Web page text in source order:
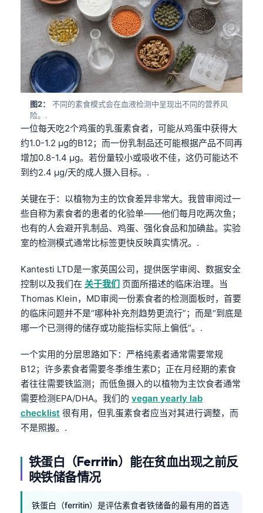
图2：
不同的素食模式会在血液检测中呈现出不同的营养风
险。.
一位每天吃2个鸡蛋的乳蛋素食者，可能从鸡蛋中获得大
约1.0-1.2 µg的B12；而一份乳制品还可能根据产品不同再
增加0.8-1.4 µg。若份量较小或吸收不佳，这仍可能达不
到约2.4 µg/天的成人摄入目标。.
关键在于：以植物为主的饮食差异非常大。我曾审阅过一
些自称为素食者的患者的化验单——他们每月吃两次鱼；
也有的人会避开乳制品、鸡蛋、强化食品和加碘盐。实验
室的检测模式通常比标签更快反映真实情况。.
Kantesti LTD是一家英国公司，提供医学审阅、数据安全
控制以及我们在 关于我们 页面所描述的临床治理。当
Thomas Klein，MD审阅一份素食者的检测面板时，首要
的临床问题并不是“哪种补充剂趋势更流行”；而是“到底是
哪一个已测得的储存或功能指标实际上偏低”。.
一个实用的分层思路如下：严格纯素者通常需要常规
B12；许多素食者需要冬季维生素D；正在月经期的素食
者往往需要铁监测；而低鱼摄入的以植物为主饮食者通常
需要检测EPA/DHA。我们的 vegan yearly lab
checklist 很有用，但乳蛋素食者应当对其进行调整，而
不是照搬。.
铁蛋白（Ferritin）能在贫血出现之前反
映铁储备情况
铁蛋白（ferritin）是评估素食者铁储备的最有用的首选